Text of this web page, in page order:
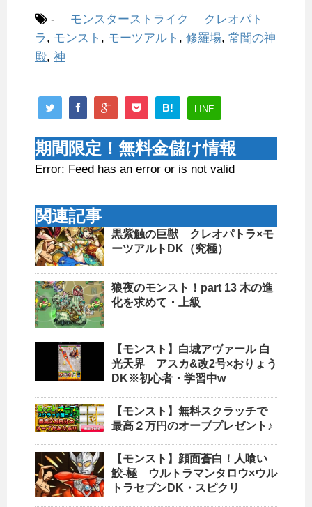
- モンスターストライク
クレオパト
ラ , モンスト , モーツアルト , 修羅場, 常闇の神
殿, 神
B! LINE
期間限定！無料金儲け情報
Error: Feed has an error or is not valid
関連記事
黒紫触の巨獣 クレオパトラ×モ
ーツアルトDK（究極）
狼夜のモンスト！part 13 木の進
化を求めて・上級
【モンスト】白城アヴァール 白
光天界 アスカ&改2号×おりょう
DK※初心者・学習中w
【モンスト】無料スクラッチで
最高２万円のオーブプレゼント♪
【モンスト】顔面蒼白！人喰い
鮫-極 ウルトラマンタロウ×ウル
トラセブンDK・スピクリ